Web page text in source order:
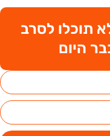
תוכלו לסרב
היום